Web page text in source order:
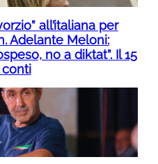
all’italiana per
Adelante Meloni:
no a diktat”. Il 15
conti